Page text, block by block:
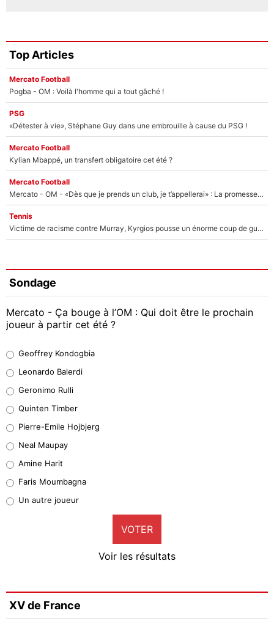
Top Articles
Mercato Football
Pogba - OM : Voilà l'homme qui a tout gâché !
PSG
«Détester à vie», Stéphane Guy dans une embrouille à cause du PSG !
Mercato Football
Kylian Mbappé, un transfert obligatoire cet été ?
Mercato Football
Mercato - OM - «Dès que je prends un club, je t’appellerai» : La promesse de Marcelino au moment de claquer la porte
Tennis
Victime de racisme contre Murray, Kyrgios pousse un énorme coup de gueule !
Sondage
Mercato - Ça bouge à l’OM : Qui doit être le prochain
joueur à partir cet été ?
38%
32%
5%
1%
9%
Faris Moumbagna
4%
Geoffrey Kondogbia
Leonardo Balerdi
Geronimo Rulli
Quinten Timber
Pierre-Emile Hojbjerg
Neal Maupay
Amine Harit
Faris Moumbagna
Un autre joueur
VOTER
Voir les résultats
XV de France